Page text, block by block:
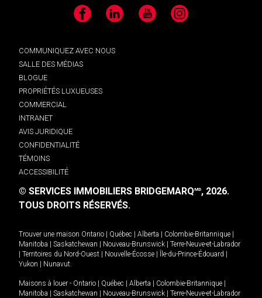
Facebook LinkedIn YouTube Instagram
COMMUNIQUEZ AVEC NOUS
SALLE DES MÉDIAS
BLOGUE
PROPRIÉTÉS LUXUEUSES
COMMERCIAL
INTRANET
AVIS JURIDIQUE
CONFIDENTIALITÉ
TÉMOINS
ACCESSIBILITÉ
© SERVICES IMMOBILIERS BRIDGEMARQMD, 2026.
TOUS DROITS RÉSERVÉS.
Trouver une maison Ontario | Québec | Alberta | Colombie-Britannique |
Manitoba | Saskatchewan | Nouveau-Brunswick | Terre-Neuve-et-Labrador
| Territoires du Nord-Ouest | Nouvelle-Écosse | Île-du-Prince-Édouard |
Yukon | Nunavut
Maisons à louer - Ontario | Québec | Alberta | Colombie-Britannique |
Manitoba | Saskatchewan | Nouveau-Brunswick | Terre-Neuve-et-Labrador